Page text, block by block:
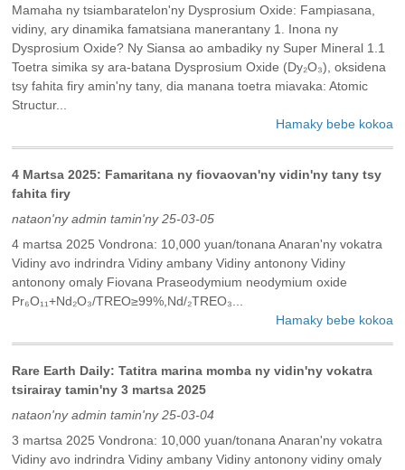
Mamaha ny tsiambaratelon'ny Dysprosium Oxide: Fampiasana,
vidiny, ary dinamika famatsiana manerantany ‌1. Inona ny
Dysprosium Oxide? Ny Siansa ao ambadiky ny Super Mineral‌ ‌1.1
Toetra simika sy ara-batana‌ Dysprosium Oxide (Dy₂O₃), oksidena
tsy fahita firy amin'ny tany, dia manana toetra miavaka: ‌Atomic
Structur...
Hamaky bebe kokoa
4 Martsa 2025: Famaritana ny fiovaovan'ny vidin'ny tany tsy
fahita firy
nataon'ny admin tamin'ny 25-03-05
4 martsa 2025 Vondrona: 10,000 yuan/tonana Anaran'ny vokatra
Vidiny avo indrindra Vidiny ambany Vidiny antonony Vidiny
antonony omaly Fiovana Praseodymium neodymium oxide
Pr₆O₁₁+Nd₂O₃/TREO≥99%,Nd/₂TREO₃...
Hamaky bebe kokoa
Rare Earth Daily: Tatitra marina momba ny vidin'ny vokatra
tsirairay tamin'ny 3 martsa 2025
nataon'ny admin tamin'ny 25-03-04
3 martsa 2025 Vondrona: 10,000 yuan/tonana Anaran'ny vokatra
Vidiny avo indrindra Vidiny ambany Vidiny antonony vidiny omaly